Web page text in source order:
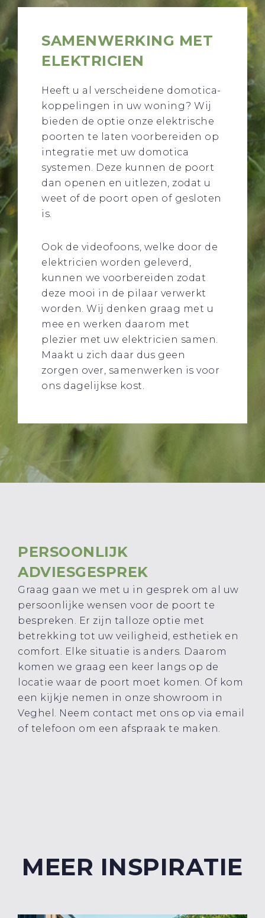
SAMENWERKING MET
ELEKTRICIEN
Heeft u al verscheidene domotica-
koppelingen in uw woning? Wij
bieden de optie onze elektrische
poorten te laten voorbereiden op
integratie met uw domotica
systemen. Deze kunnen de poort
dan openen en uitlezen, zodat u
weet of de poort open of gesloten
is.
Ook de videofoons, welke door de
elektricien worden geleverd,
kunnen we voorbereiden zodat
deze mooi in de pilaar verwerkt
worden. Wij denken graag met u
mee en werken daarom met
plezier met uw elektricien samen.
Maakt u zich daar dus geen
zorgen over, samenwerken is voor
ons dagelijkse kost.
PERSOONLIJK
ADVIESGESPREK
Graag gaan we met u in gesprek om al uw
persoonlijke wensen voor de poort te
bespreken. Er zijn talloze optie met
betrekking tot uw veiligheid, esthetiek en
comfort. Elke situatie is anders. Daarom
komen we graag een keer langs op de
locatie waar de poort moet komen. Of kom
een kijkje nemen in onze showroom in
Veghel. Neem contact met ons op via email
of telefoon om een afspraak te maken.
MEER INSPIRATIE